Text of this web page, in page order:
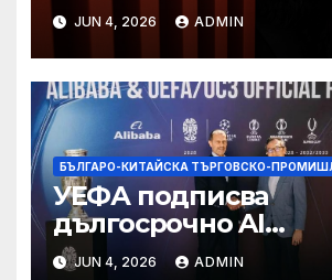
“от тъга” на 56
JUN 4, 2026 ADMIN
БЪЛГАРО-КИТАЙСКА ТЪРГОВСКО-
УЕФА подписва
дългосрочно AI
партньорство с
JUN 4, 2026 ADMIN